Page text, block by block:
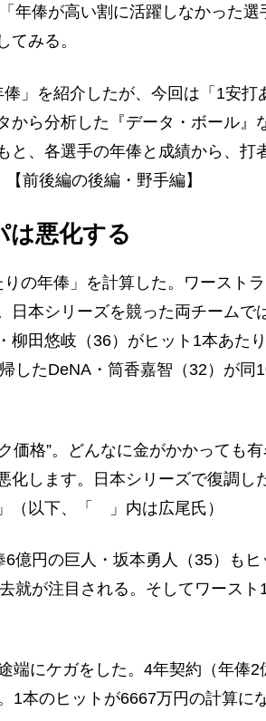
年俸が高い割に活躍しなかった選
てみる。
」を紹介したが、今回は「1安打
から分析した『データ・ボール』
と、各選手の年俸と成績から、打
前後編の後編・野手編】
は悪化する
の年俸」を計算した。ワースト
本シリーズを競った両チームで
柳田悠岐（36）がヒット1本あたり
したDeNA・筒香嘉智（32）が同
価格”。どんなに金がかかっても有
化します。日本シリーズで復調し
（以下、「 」内は広尾氏）
億円の巨人・坂本勇人（35）もヒ
就が注目される。そしてワースト
端にケガをした。4年契約（年俸2
1本のヒットが6667万円の計算に